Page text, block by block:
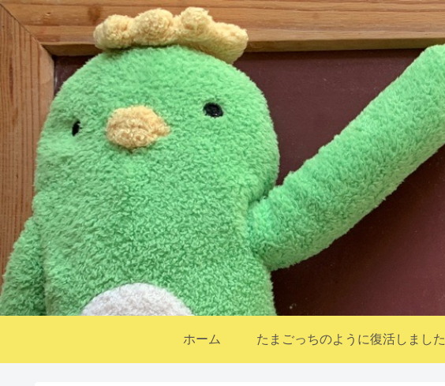
ホーム たまごっちのように復活しました